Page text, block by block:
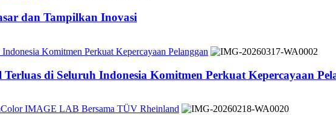
dan Tampilkan Inovasi
Komitmen Perkuat Kepercayaan Pelanggan
di Seluruh Indonesia Komitmen Perkuat Kepercayaan
IMAGE LAB Bersama TÜV Rheinland